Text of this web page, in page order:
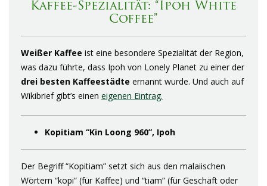
Kaffee-Spezialität: “Ipoh White
Coffee”
Weißer Kaffee ist eine besondere Spezialität der Region,
was dazu führte, dass Ipoh von Lonely Planet zu einer der
drei besten Kaffeestädte ernannt wurde. Und auch auf
Wikibrief gibt’s einen eigenen Eintrag.
Kopitiam “Kin Loong 960”, Ipoh
Der Begriff “Kopitiam” setzt sich aus den malaiischen
Wörtern “kopi” (für Kaffee) und “tiam” (für Geschäft oder